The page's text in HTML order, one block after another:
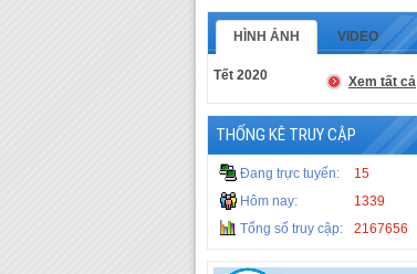
HÌNH ẢNH VIDEO
Tết 2020 Xem tất cả
THỐNG KÊ TRUY CẬP
Đang trực tuyến:
15
Hôm nay:
1339
Tổng số truy cập:
2167656